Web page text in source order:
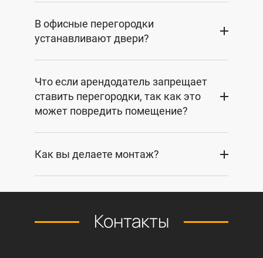
В офисные перегородки
устанавливают двери?
Что если арендодатель запрещает
ставить перегородки, так как это
может повредить помещение?
Как вы делаете монтаж?
Контакты